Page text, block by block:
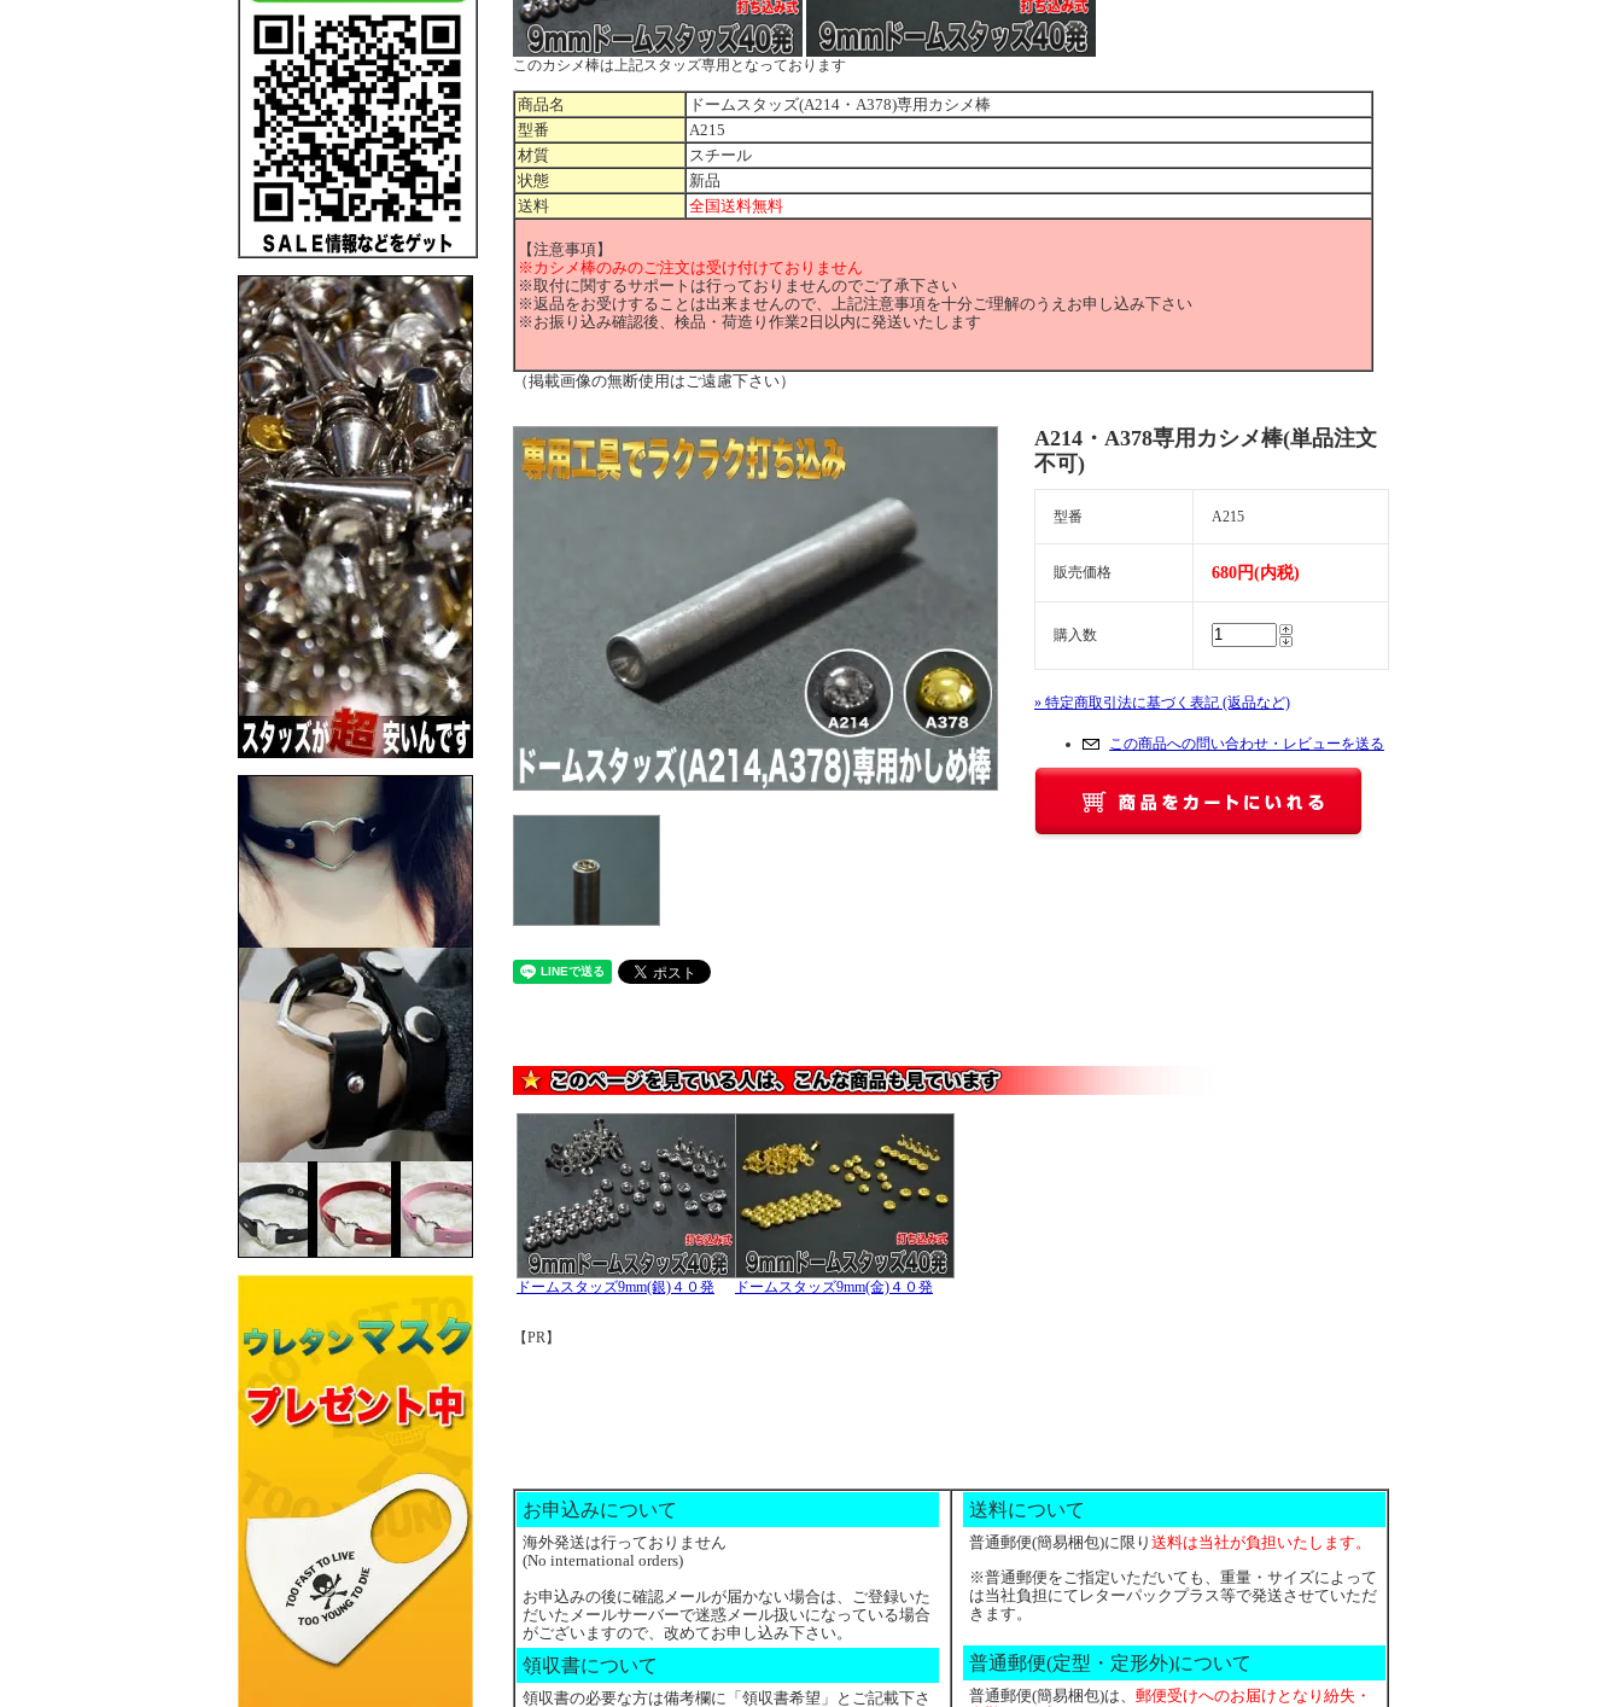
このカシメ棒は上記スタッズ専用となっております
商品名
ドームスタッズ(A214・A378)専用カシメ棒
型番
A215
材質
スチール
状態
新品
送料
全国送料無料
【注意事項】
※カシメ棒のみのご注文は受け付けておりません
※取付に関するサポートは行っておりませんのでご了承下さい
※返品をお受けすることは出来ませんので、上記注意事項を十分ご理解のうえお申し込み下さい
※お振り込み確認後、検品・荷造り作業2日以内に発送いたします
（掲載画像の無断使用はご遠慮下さい）
A214・A378専用カシメ棒(単品注文
不可)
型番 A215
販売価格 680円(内税)
購入数
» 特定商取引法に基づく表記 (返品など)
この商品への問い合わせ・レビューを送る
ドームスタッズ9mm(銀)４０発 ドームスタッズ9mm(金)４０発
【PR】
お申込みについて
海外発送は行っておりません
(No international orders)
お申込みの後に確認メールが届かない場合は、ご登録いた
だいたメールサーバーで迷惑メール扱いになっている場合
がございますので、改めてお申し込み下さい。
領収書について
領収書の必要な方は備考欄に「領収書希望」とご記載下さ
送料について
普通郵便(簡易梱包)に限り 送料は当社が負担いたします。
※普通郵便をご指定いただいても、重量・サイズによって
は当社負担にてレターパックプラス等で発送させていただ
きます。
普通郵便(定型・定形外)について
普通郵便(簡易梱包)は、 郵便受けへのお届けとなり紛失・